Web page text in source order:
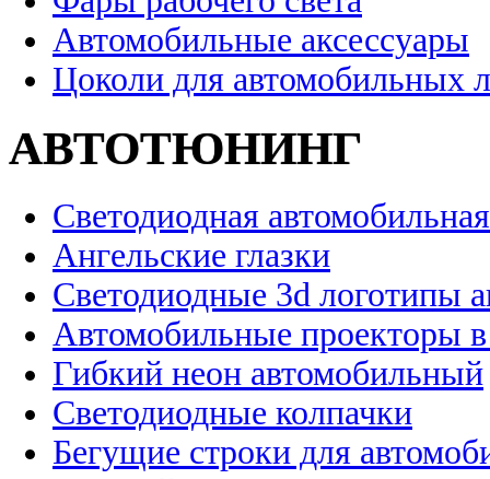
Автомобильные аксессуары
Цоколи для автомобильных
АВТОТЮНИНГ
Светодиодная
Ангельские глазки
Светодиодные 3d логотипы
Автомобильные проекторы
Гибкий неон автомобильный
Светодиодные колпачки
Бегущие строки для